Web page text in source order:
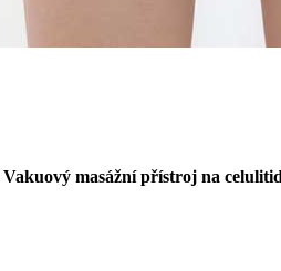
Vakuový masážní přístroj na